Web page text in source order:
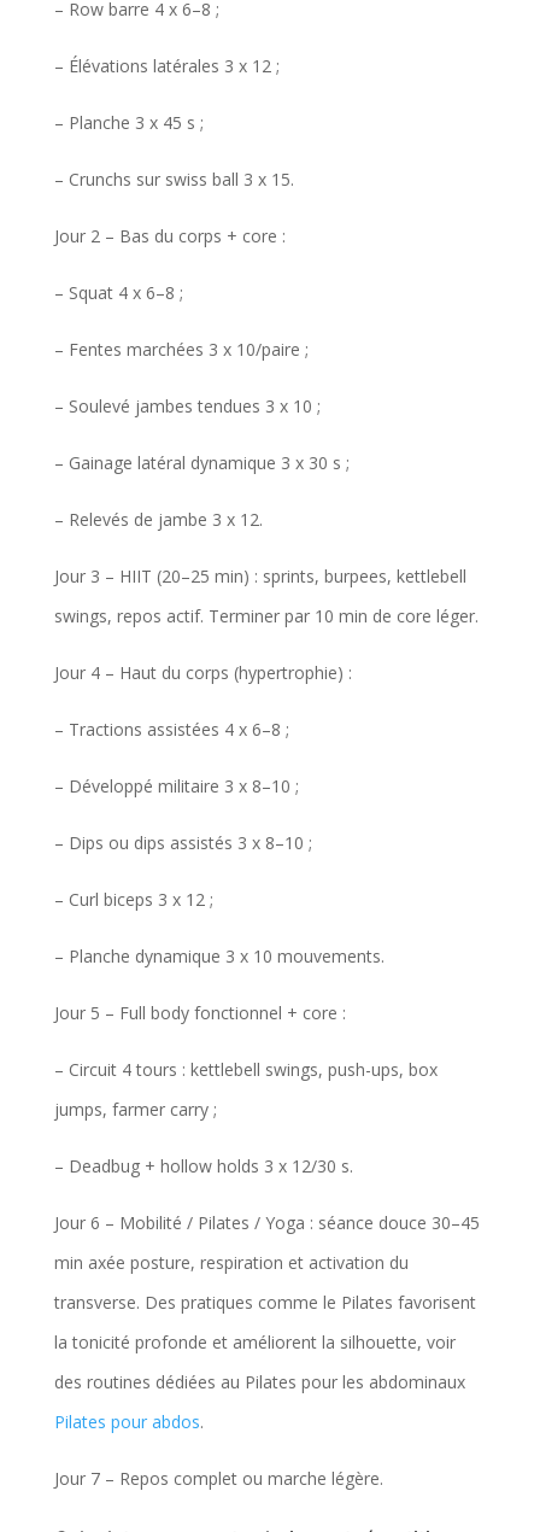
– Row barre 4 x 6–8 ;
– Élévations latérales 3 x 12 ;
– Planche 3 x 45 s ;
– Crunchs sur swiss ball 3 x 15.
Jour 2 – Bas du corps + core :
– Squat 4 x 6–8 ;
– Fentes marchées 3 x 10/paire ;
– Soulevé jambes tendues 3 x 10 ;
– Gainage latéral dynamique 3 x 30 s ;
– Relevés de jambe 3 x 12.
Jour 3 – HIIT (20–25 min) : sprints, burpees, kettlebell
swings, repos actif. Terminer par 10 min de core léger.
Jour 4 – Haut du corps (hypertrophie) :
– Tractions assistées 4 x 6–8 ;
– Développé militaire 3 x 8–10 ;
– Dips ou dips assistés 3 x 8–10 ;
– Curl biceps 3 x 12 ;
– Planche dynamique 3 x 10 mouvements.
Jour 5 – Full body fonctionnel + core :
– Circuit 4 tours : kettlebell swings, push-ups, box
jumps, farmer carry ;
– Deadbug + hollow holds 3 x 12/30 s.
Jour 6 – Mobilité / Pilates / Yoga : séance douce 30–45
min axée posture, respiration et activation du
transverse. Des pratiques comme le Pilates favorisent
la tonicité profonde et améliorent la silhouette, voir
des routines dédiées au Pilates pour les abdominaux
Pilates pour abdos.
Jour 7 – Repos complet ou marche légère.